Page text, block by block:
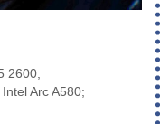
2600;
Arc A580;